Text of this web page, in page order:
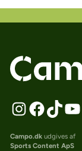
Campo.dkudgives af
Sports Content ApS